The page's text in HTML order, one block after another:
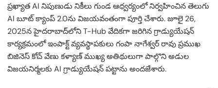
ప్రఖ్యాత AI నిపుణుడు నికీలు గుండ ఆధ్వర్యంలో నిర్వహించిన తెలుగు
AI బూట్ క్యాంప్ 2.0ను విజయవంతంగా పూర్తి చేశారు. జూలై 26,
2025న హైదరాబాద్‌లోని T-Hub వేదికగా జరిగిన గ్రాడ్యుయేషన్
కార్యక్రమంలో ఇంపాక్ట్ వ్యవస్థాపకులు గంపా నాగేశ్వర్ రావు ప్రముఖ
బిజినెస్ కోచ్ వేణు కళ్యాణ్ ముఖ్య అతిథులుగా పాల్గొని అడుల
విజయనిర్మలకు AI గ్రాడ్యుయేషన్ పట్టాను అందజేశారు.